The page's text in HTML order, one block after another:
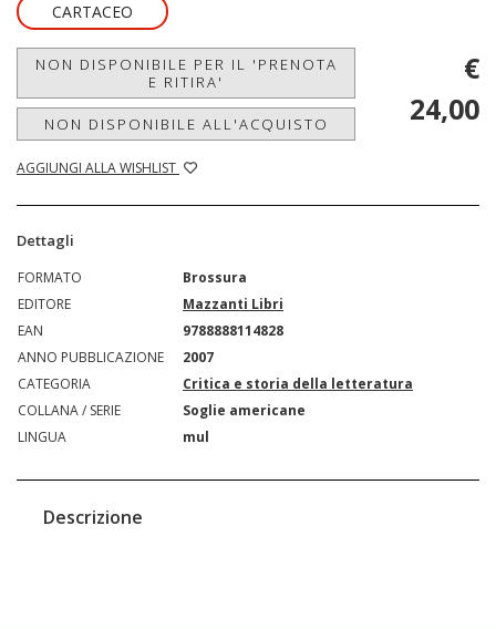
CARTACEO
NON DISPONIBILE PER IL 'PRENOTA
E RITIRA'
NON DISPONIBILE ALL'ACQUISTO
AGGIUNGI ALLA WISHLIST
€
24,00
Dettagli
FORMATO
Brossura
EDITORE
Mazzanti Libri
EAN
9788888114828
ANNO PUBBLICAZIONE
2007
CATEGORIA
Critica e storia della letteratura
COLLANA / SERIE
Soglie americane
LINGUA
mul
Descrizione